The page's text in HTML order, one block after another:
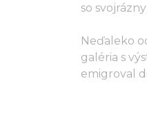
so
Neďaleko
galéria s
emigroval